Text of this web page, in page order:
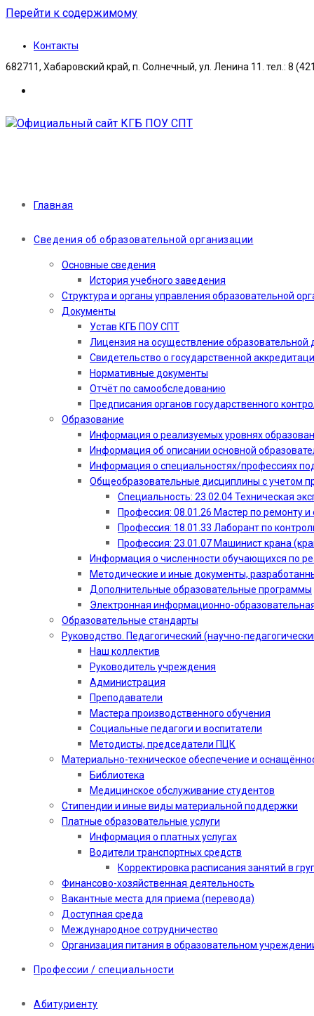
Перейти к содержимому
Контакты
682711, Хабаровский край, п. Солнечный, ул. Ленина 11. тел.: 8
Главная
Сведения об образовательной организации
Основные сведения
История учебного заведения
Структура и органы управления образовательной
Документы
Устав КГБ ПОУ СПТ
Лицензия на осуществление образовательной
Свидетельство о государственной
Нормативные документы
Отчёт по самообследованию
Предписания органов государственного
Образование
Информация о реализуемых уровнях
Информация об описании основной
Информация о специальностях/профессиях
Общеобразовательные дисциплины с учетом
Специальность: 23.02.04 Техническая
Профессия: 08.01.26 Мастер по ремонту
Профессия: 18.01.33 Лаборант по
Профессия: 23.01.07 Машинист крана
Информация о численности обучающихся по
Методические и иные документы,
Дополнительные образовательные программы
Электронная информационно-
Образовательные стандарты
Руководство. Педагогический (научно-
Наш коллектив
Руководитель учреждения
Администрация
Преподаватели
Мастера производственного обучения
Социальные педагоги и воспитатели​
Методисты, председатели ПЦК
Материально-техническое обеспечение и
Библиотека
Медицинское обслуживание студентов
Стипендии и иные виды материальной поддержки
Платные образовательные услуги
Информация о платных услугах
Водители транспортных средств
Корректировка расписания занятий в
Финансово-хозяйственная деятельность
Вакантные места для приема (перевода)
Доступная среда
Международное сотрудничество
Организация питания в образовательном
Профессии / специальности
Абитуриенту